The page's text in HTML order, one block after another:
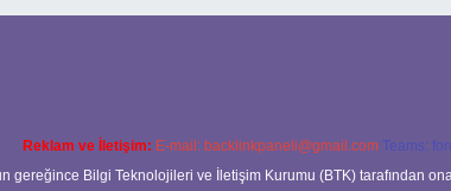
Reklam ve İletişim: E-mail: backlinkpaneli@gmail.com Teams:
gereğince Bilgi Teknolojileri ve İletişim Kurumu (BTK) tarafından